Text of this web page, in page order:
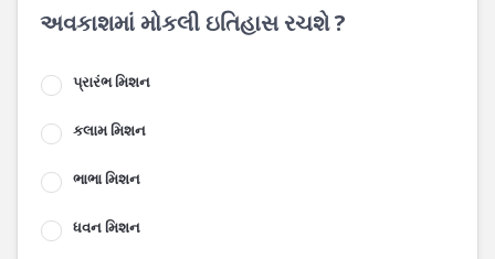
અવકાશમાં મોકલી ઇતિહાસ રચશે ?
પ્રારંભ મિશન
કલામ મિશન
ભાભા મિશન
ધવન મિશન